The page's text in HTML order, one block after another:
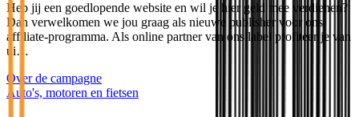
Heb jij een goedlopende website en wil je hier geld mee verdienen?
Dan verwelkomen we jou graag als nieuwe publisher voor ons
affiliate-programma. Als online partner van ons label profiteer je van
ui…
Over de campagne
Auto's, motoren en fietsen